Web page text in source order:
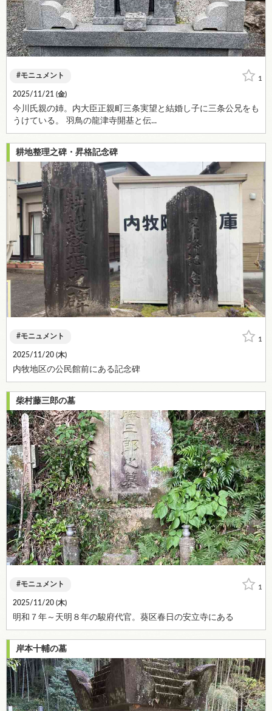
1
モニュメント
2025/11/21 (金)
今川氏親の姉。内大臣正親町三条実望と結婚し子に三条公兄をも
うけている。 羽鳥の龍津寺開基と伝...
耕地整理之碑・昇格記念碑
1
モニュメント
2025/11/20 (木)
内牧地区の公民館前にある記念碑
柴村藤三郎の墓
1
モニュメント
2025/11/20 (木)
明和７年～天明８年の駿府代官。葵区春日の安立寺にある
岸本十輔の墓